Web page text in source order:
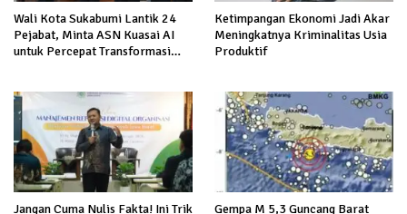
Wali Kota Sukabumi Lantik 24
Pejabat, Minta ASN Kuasai AI
untuk Percepat Transformasi
Ketimpangan Ekonomi Jadi Akar
Meningkatnya Kriminalitas Usia
Produktif
Jangan Cuma Nulis Fakta! Ini Trik
Gempa M 5,3 Guncang Barat